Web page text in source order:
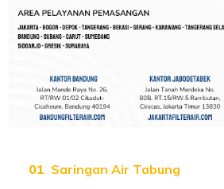
Saringan Air Tabung